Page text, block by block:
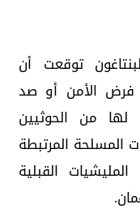
توقعت أن
فرض الأمن أو صد
من الحوثيين
المسلحة المرتبطة
القبلية